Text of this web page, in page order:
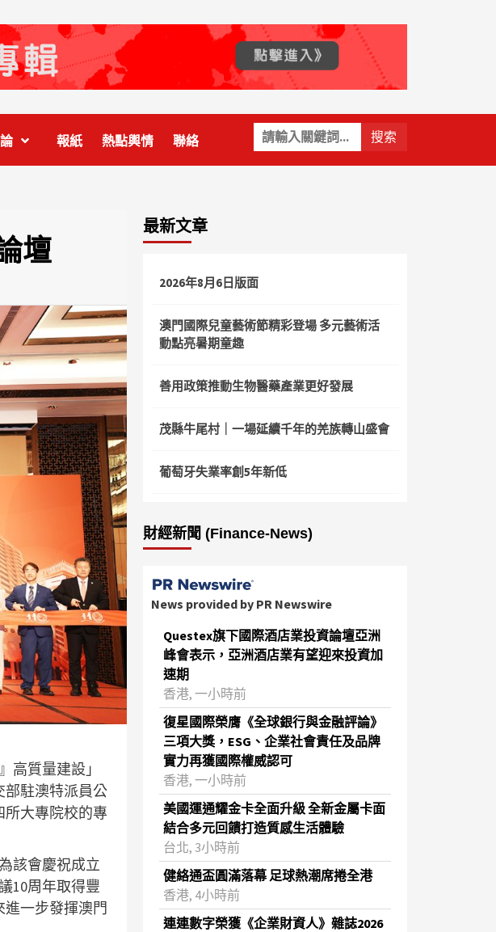
關
鍵
字:
報紙 熱點輿情 聯絡
壇
高質量建設」
部駐澳特派員公
所大專院校的專
該會慶祝成立
10周年取得豐
一步發揮澳門
最新文章
2026年8月6日版面
澳門國際兒童藝術節精彩登場 多元藝術活
動點亮暑期童趣
善用政策推動生物醫藥產業更好發展
茂縣牛尾村｜一場延續千年的羌族轉山盛會
葡萄牙失業率創5年新低
財經新聞 (Finance-News)
News provided by PR Newswire
Questex旗下國際酒店業投資論壇亞洲
峰會表示，亞洲酒店業有望迎來投資加
速期
香港, 一小時前
復星國際榮膺《全球銀行與金融評論》
三項大獎，ESG、企業社會責任及品牌
實力再獲國際權威認可
香港, 一小時前
美國運通耀金卡全面升級 全新金屬卡面
結合多元回饋打造質感生活體驗
台北, 3小時前
健絡通盃圓滿落幕 足球熱潮席捲全港
香港, 4小時前
連連數字榮獲《企業財資人》雜誌2026